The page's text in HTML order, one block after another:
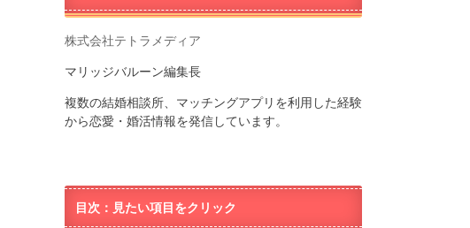
株式会社テトラメディア
マリッジバルーン編集長
複数の結婚相談所、マッチングアプリを利用した経験
から恋愛・婚活情報を発信しています。
目次：見たい項目をクリック